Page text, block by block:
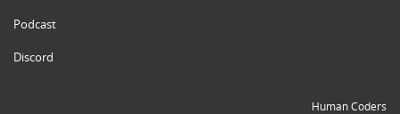
Podcast
Discord
Human Coders